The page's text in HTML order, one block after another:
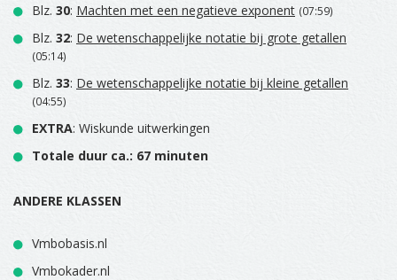
Blz. 30: Machten met een negatieve exponent (07:59)
Blz. 32: De wetenschappelijke notatie bij grote getallen
(05:14)
Blz. 33: De wetenschappelijke notatie bij kleine getallen
(04:55)
EXTRA: Wiskunde uitwerkingen
Totale duur ca.: 67 minuten
ANDERE KLASSEN
Vmbobasis.nl
Vmbokader.nl